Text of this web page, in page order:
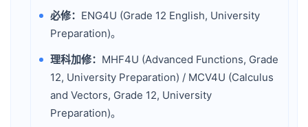
• 必修： ENG4U (Grade 12 English, University
Preparation)。
• 理科加修： MHF4U (Advanced Functions, Grade
12, University Preparation) / MCV4U (Calculus
and Vectors, Grade 12, University
Preparation)。